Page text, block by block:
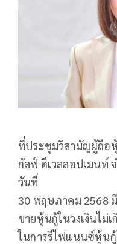
ที่ประชุมวิสามัญผู้ถือ
กัลฟ์ ดีเวลลอปเมนท์
วันที่
30 พฤษภาคม 2568
ขายหุ้นกู้ในวงเงินไม่
ในการรีไฟแนนซ์หุ้นกู้